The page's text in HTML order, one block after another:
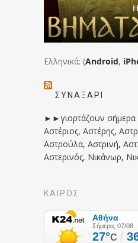
Ελληνικά: (Android,
ΣΥΝΑΞΆΡΙ
►►γιορτάζουν
Αστέριος, Αστέρης,
Αστρούλα, Αστρινή,
Αστερινός, Νικάνωρ,
ΚΑΙΡΟΣ